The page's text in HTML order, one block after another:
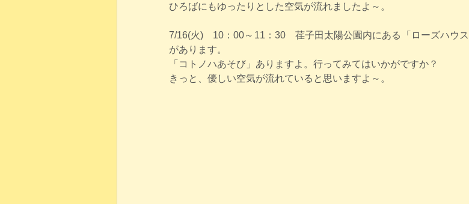
ひろばにもゆったりとした空気が流れましたよ～。
7/16(火)　10：00～11：30　荏子田太陽公園内にある「ローズハウ
があります。
「コトノハあそび」ありますよ。行ってみてはいかがですか？
きっと、優しい空気が流れていると思いますよ～。